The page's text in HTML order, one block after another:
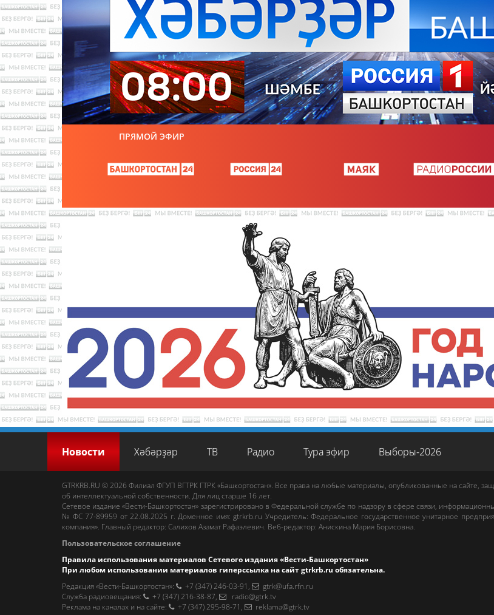
ПРЯМОЙ ЭФИР
Новости Хәбәрҙәр ТВ Радио Тура эфир Выборы-2026
GTRKRB.RU © 2026 Филиал ФГУП ВГТРК ГТРК «Башкортостан». Все права на любые материалы, опубликованные на сайте,
об интеллектуальной собственности. Для лиц старше 16 лет.
Сетевое издание «Вести-Башкортостан» зарегистрировано в Федеральной службе по надзору в сфере связи,
№ ФС 77-89959 от 22.08.2025 г. Доменное имя:gtrkrb.ru Учредитель: Федеральное государственное унитарное
компания». Главный редактор: Салихов Азамат Рафаэлевич. Веб-редактор: Анискина Мария Борисовна.
Пользовательское соглашение
Правила использования материалов Сетевого издания «Вести-Башкортостан»
При любом использовании материалов гиперссылка на сайтgtrkrb.ru обязательна.
Редакция «Вести-Башкортостан»: +7 (347) 246-03-91 ,
gtrk@ufa.rfn.ru
Cлужба радиовещания: +7 (347) 216-38-87,
radio@gtrk.tv
Реклама на каналах и на сайте: +7 (347) 295-98-71 , reklama@gtrk.tv